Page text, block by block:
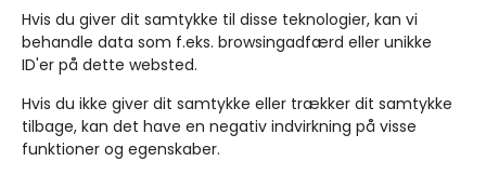
Hvis du giver dit samtykke til disse teknologier, kan vi
behandle data som f.eks. browsingadfærd eller unikke
ID'er på dette websted.
Hvis du ikke giver dit samtykke eller trækker dit samtykke
tilbage, kan det have en negativ indvirkning på visse
funktioner og egenskaber.
Kontakt
Tlf. 98 12 11 88
Skipper Clement Skolen
Gl. Kærvej 28-31,
9000 Aalborg Danmark